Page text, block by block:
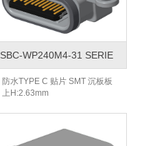
SBC-WP240M4-31 SERIE
防水TYPE C 贴片 SMT 沉板板
上H:2.63mm